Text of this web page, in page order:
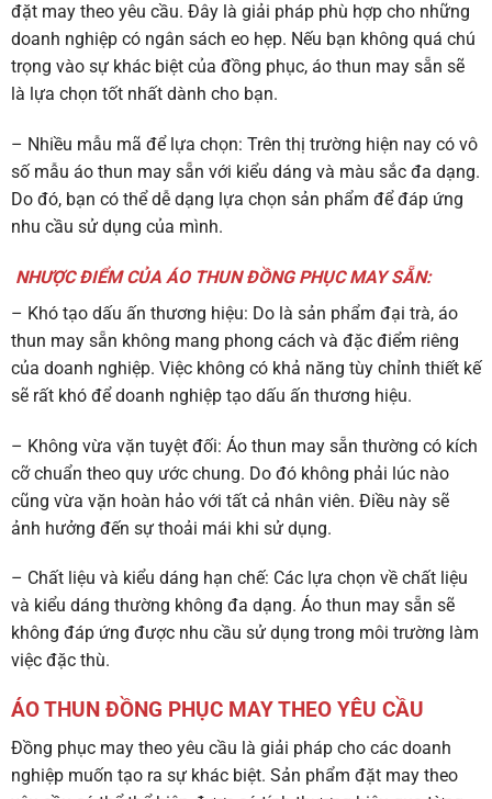
đặt may theo yêu cầu. Đây là giải pháp phù hợp cho những
doanh nghiệp có ngân sách eo hẹp. Nếu bạn không quá chú
trọng vào sự khác biệt của đồng phục, áo thun may sẵn sẽ
là lựa chọn tốt nhất dành cho bạn.
– Nhiều mẫu mã để lựa chọn: Trên thị trường hiện nay có vô
số mẫu áo thun may sẵn với kiểu dáng và màu sắc đa dạng.
Do đó, bạn có thể dễ dạng lựa chọn sản phẩm để đáp ứng
nhu cầu sử dụng của mình.
NHƯỢC ĐIỂM CỦA ÁO THUN ĐỒNG PHỤC MAY SẴN:
– Khó tạo dấu ấn thương hiệu: Do là sản phẩm đại trà, áo
thun may sẵn không mang phong cách và đặc điểm riêng
của doanh nghiệp. Việc không có khả năng tùy chỉnh thiết kế
sẽ rất khó để doanh nghiệp tạo dấu ấn thương hiệu.
– Không vừa vặn tuyệt đối: Áo thun may sẵn thường có kích
cỡ chuẩn theo quy ước chung. Do đó không phải lúc nào
cũng vừa vặn hoàn hảo với tất cả nhân viên. Điều này sẽ
ảnh hưởng đến sự thoải mái khi sử dụng.
– Chất liệu và kiểu dáng hạn chế: Các lựa chọn về chất liệu
và kiểu dáng thường không đa dạng. Áo thun may sẵn sẽ
không đáp ứng được nhu cầu sử dụng trong môi trường làm
việc đặc thù.
ÁO THUN ĐỒNG PHỤC MAY THEO YÊU CẦU
Đồng phục may theo yêu cầu là giải pháp cho các doanh
nghiệp muốn tạo ra sự khác biệt. Sản phẩm đặt may theo